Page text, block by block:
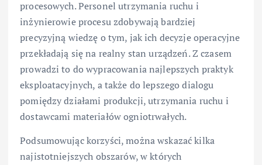
procesowych. Personel utrzymania ruchu i
inżynierowie procesu zdobywają bardziej
precyzyjną wiedzę o tym, jak ich decyzje operacyjne
przekładają się na realny stan urządzeń. Z czasem
prowadzi to do wypracowania najlepszych praktyk
eksploatacyjnych, a także do lepszego dialogu
pomiędzy działami produkcji, utrzymania ruchu i
dostawcami materiałów ogniotrwałych.
Podsumowując korzyści, można wskazać kilka
najistotniejszych obszarów, w których